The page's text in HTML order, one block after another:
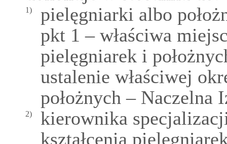
1)
pielęgniarki albo
pkt 1 – właściwa
pielęgniarek i
ustalenie właściwej
położnych – Naczelna
2)
kierownika
kształcenia